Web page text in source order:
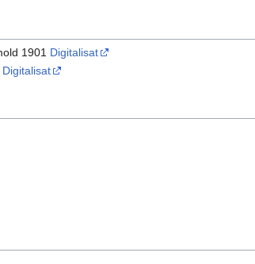
1901 Digitalisat
Digitalisat